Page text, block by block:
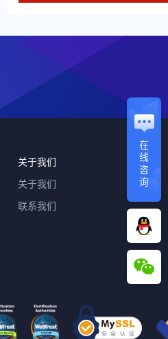
在
线
咨
询
关于我们
关于我们
联系我们